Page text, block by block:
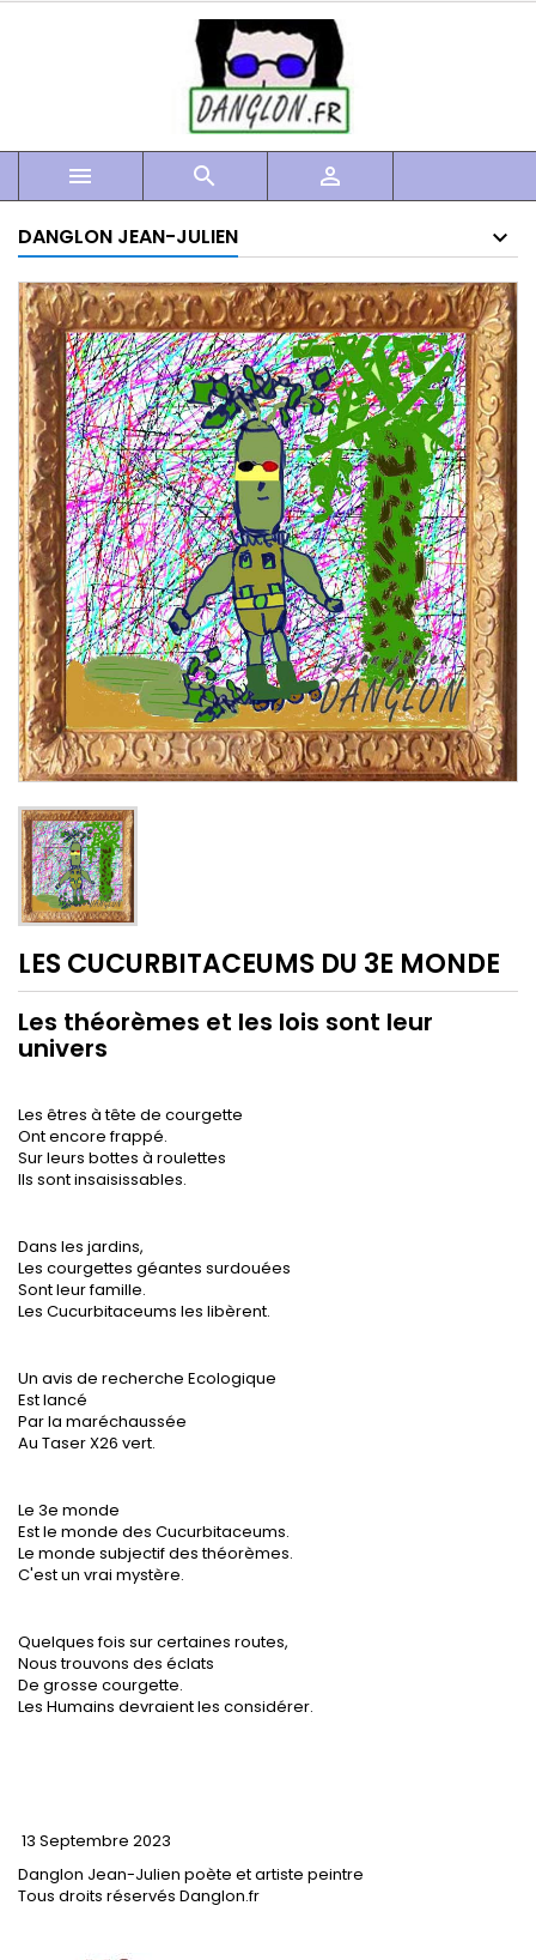
  
DANGLON JEAN-JULIEN
LES CUCURBITACEUMS DU 3E MONDE
Les théorèmes et les lois sont leur
univers
Les êtres à tête de courgette
Ont encore frappé.
Sur leurs bottes à roulettes
Ils sont insaisissables.
Dans les jardins,
Les courgettes géantes surdouées
Sont leur famille.
Les Cucurbitaceums les libèrent.
Un avis de recherche Ecologique
Est lancé
Par la maréchaussée
Au Taser X26 vert.
Le 3e monde
Est le monde des Cucurbitaceums.
Le monde subjectif des théorèmes.
C'est un vrai mystère.
Quelques fois sur certaines routes,
Nous trouvons des éclats
De grosse courgette.
Les Humains devraient les considérer.
13 Septembre 2023
Danglon Jean-Julien poète et artiste peintre
Tous droits réservés Danglon.fr